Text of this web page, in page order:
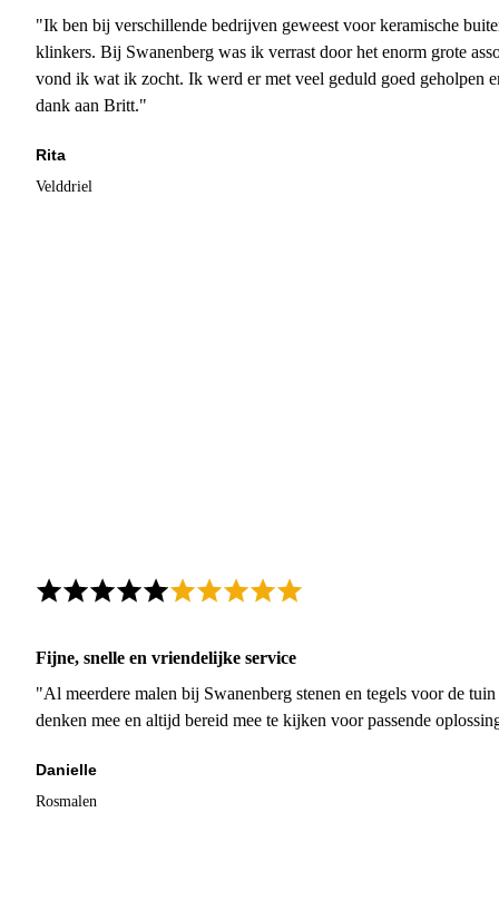
"Ik ben bij verschillende bedrijven geweest voor keramische
klinkers. Bij Swanenberg was ik verrast door het enorm grote
vond ik wat ik zocht. Ik werd er met veel geduld goed geholpen
dank aan Britt."
Rita
Velddriel
Fijne, snelle en vriendelijke service
"Al meerdere malen bij Swanenberg stenen en tegels voor de
denken mee en altijd bereid mee te kijken voor passende
Danielle
Rosmalen